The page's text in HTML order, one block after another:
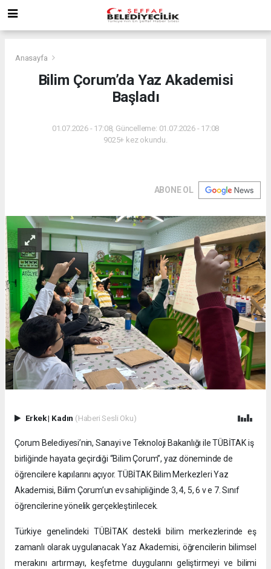
Anasayfa
Bilim Çorum’da Yaz Akademisi
Başladı
01.07.2026 - 17:08, Güncelleme: 01.07.2026 - 17:08
9025+ kez okundu.
ABONE OL
Erkek| Kadın (Haberi Sesli Oku)
Çorum Belediyesi’nin, Sanayi ve Teknoloji Bakanlığı ile TÜBİTAK iş
birliğinde hayata geçirdiği “Bilim Çorum”, yaz döneminde de
öğrencilere kapılarını açıyor. TÜBİTAK Bilim Merkezleri Yaz
Akademisi, Bilim Çorum’un ev sahipliğinde 3, 4, 5, 6 v e 7. Sınıf
öğrencilerine yönelik gerçekleştirilecek.
Türkiye genelindeki TÜBİTAK destekli bilim merkezlerinde eş
zamanlı olarak uygulanacak Yaz Akademisi, öğrencilerin bilimsel
merakını artırmayı, keşfetme duygularını geliştirmeyi ve bilimi